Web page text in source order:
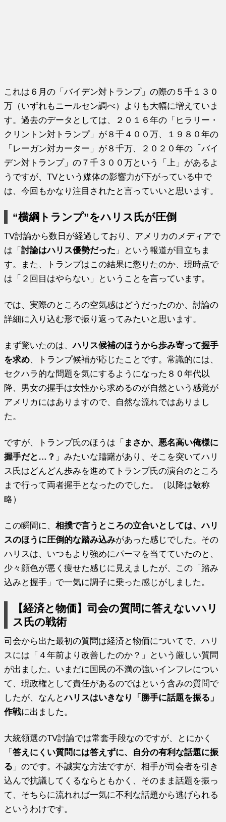
これは６月の「バイデン対トランプ」の際の５千１３０
万（いずれもニールセン調べ）よりも大幅に増えていま
す。過去のデータとしては、２０１６年の「ヒラリー・
クリントン対トランプ」が８千４００万、１９８０年の
「レーガン対カーター」が８千万、２０２０年の「バイ
デン対トランプ」の７千３００万という「上」があるよ
うですが、TVという媒体の影響力が下がっている中で
は、今回もかなり注目されたと言っていいと思います。
“横綱トランプ”をハリス氏が圧倒
TV討論から数日が経過しており、アメリカのメディアで
は「討論はハリス優勢だった 」という報道が目立ちま
す。また、トランプはこの結果に懲りたのか、現時点で
は「２回目はやらない」ということを言っています。
では、実際のところの空気感はどうだったのか、討論の
詳細に入り込む形で振り返ってみたいと思います。
まず驚いたのは、ハリス候補のほうから歩み寄って握手
を求め、トランプ候補が応じたことです。常識的には、
セクハラ的な問題を気にするようになった８０年代以
降、男女の握手は女性から求めるのが自然という感覚が
アメリカにはありますので、自然な流れではありまし
た。
ですが、トランプ氏のほうは「 まさか、悪名高い俺様に
握手だと…？ 」みたいな躊躇があり、そこを突いてハリ
ス氏はどんどん歩みを進めてトランプ氏の演台のところ
まで行って両者握手となったのでした。（以降は敬称
略）
この瞬間に、相撲で言うところの立合いとしては、ハリ
スのほうに圧倒的な踏み込みがあった感じでした。その
ハリスは、いつもより強めにパーマを当てていたのと、
少々顔色が悪く痩せた感じに見えましたが、この「踏み
込みと握手」で一気に調子に乗った感じがしました。
【経済と物価】司会の質問に答えないハリ
ス氏の戦術
司会から出た最初の質問は経済と物価についてで、ハリ
スには「４年前より改善したのか？」という厳しい質問
が出ました。いまだに国民の不満の強いインフレについ
て、現政権として責任があるのではという含みの質問で
したが、なんとハリスはいきなり「勝手に話題を振る」
作戦に出ました。
大統領選のTV討論では常套手段なのですが、とにかく
「答えにくい質問には答えずに、自分の有利な話題に振
る 」のです。不誠実な方法ですが、相手が司会者を引き
込んで抗議してくるならともかく、そのまま話題を振っ
て、そちらに流れれば一気に不利な話題から逃げられる
というわけです。